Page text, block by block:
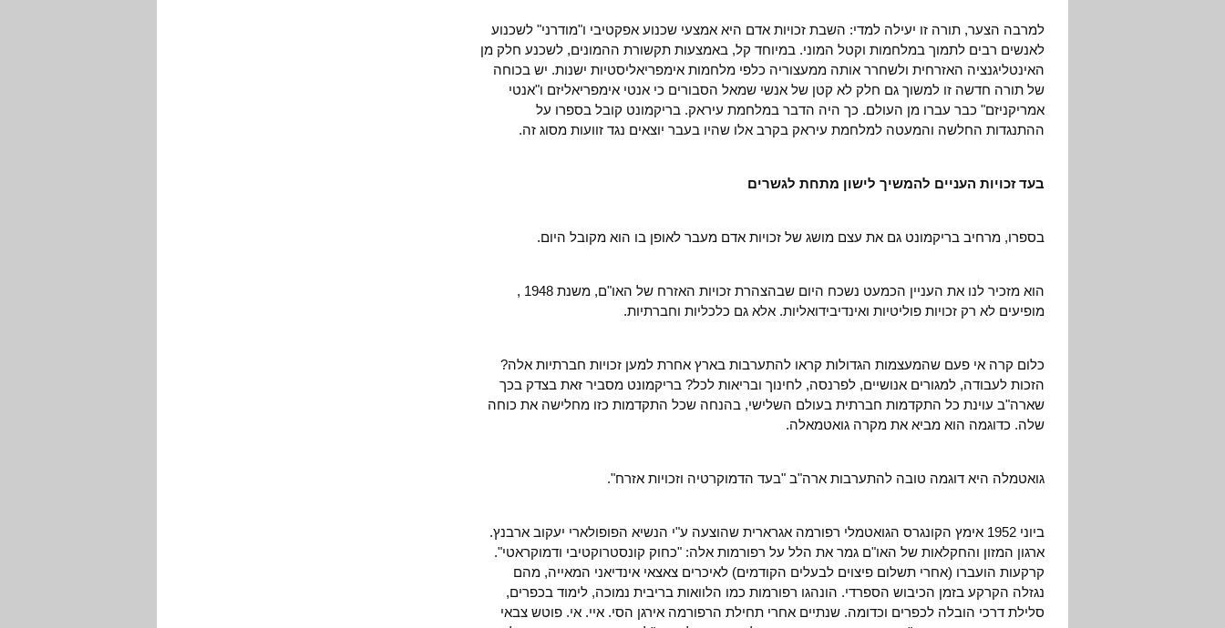
למרבה הצער, תורה זו יעילה למדי: השבת זכויות אדם היא אמצעי שכנוע אפקטיבי ו"מודרני" לשכנוע
לאנשים רבים לתמוך במלחמות וקטל המוני. במיוחד קל, באמצעות תקשורת ההמונים, לשכנע חלק מן
האינטליגנציה האזרחית ולשחרר אותה ממעצוריה כלפי מלחמות אימפריאליסטיות ישנות. יש בכוחה
של תורה חדשה זו למשוך גם חלק לא קטן של אנשי שמאל הסבורים כי אנטי אימפריאליזם ו"אנטי
אמריקניזם" כבר עברו מן העולם. כך היה הדבר במלחמת עיראק. בריקמונט קובל בספרו על
ההתנגדות החלשה והמעטה למלחמת עיראק בקרב אלו שהיו בעבר יוצאים נגד זוועות מסוג זה.
בעד זכויות העניים להמשיך לישון מתחת לגשרים
בספרו, מרחיב בריקמונט גם את עצם מושג של זכויות אדם מעבר לאופן בו הוא מקובל היום.
הוא מזכיר לנו את העניין הכמעט נשכח היום שבהצהרת זכויות האזרח של האו"ם, משנת 1948 ,
מופיעים לא רק זכויות פוליטיות ואינדיבידואליות. אלא גם כלכליות וחברתיות.
כלום קרה אי פעם שהמעצמות הגדולות קראו להתערבות בארץ אחרת למען זכויות חברתיות אלה?
הזכות לעבודה, למגורים אנושיים, לפרנסה, לחינוך ובריאות לכל? בריקמונט מסביר זאת בצדק בכך
שארה"ב עוינת כל התקדמות חברתית בעולם השלישי, בהנחה שכל התקדמות כזו מחלישה את כוחה
שלה. כדוגמה הוא מביא את מקרה גואטמאלה.
גואטמלה היא דוגמה טובה להתערבות ארה"ב "בעד הדמוקרטיה וזכויות אזרח".
ביוני 1952 אימץ הקונגרס הגואטמלי רפורמה אגרארית שהוצעה ע"י הנשיא הפופולארי יעקוב ארבנץ.
ארגון המזון והחקלאות של האו"ם גמר את הלל על רפורמות אלה: "כחוק קונסטרוקטיבי ודמוקראטי".
קרקעות הועברו (אחרי תשלום פיצוים לבעלים הקודמים) לאיכרים צאצאי אינדיאני המאייה, מהם
נגזלה הקרקע בזמן הכיבוש הספרדי. הונהגו רפורמות כמו הלוואות בריבית נמוכה, לימוד בכפרים,
סלילת דרכי הובלה לכפרים וכדומה. שנתיים אחרי תחילת הרפורמה אירגן הסי. איי. אי. פוטש צבאי